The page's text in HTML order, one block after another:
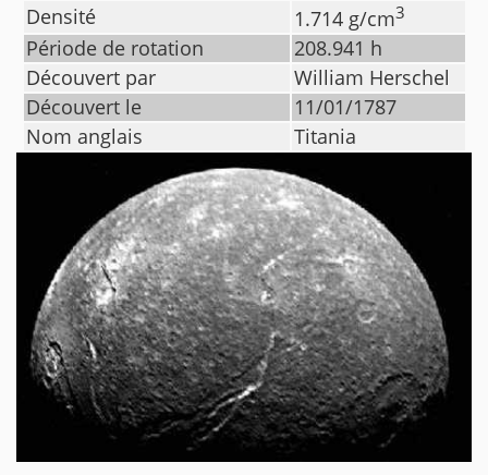
Densité 1.714 g/cm3
Période de rotation 208.941 h
Découvert par
William Herschel
Découvert le
11/01/1787
Nom anglais
Titania